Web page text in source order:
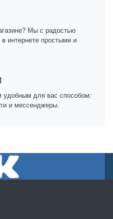
Мы с радостью
интернете простыми и
для вас способом:
и мессенджеры.